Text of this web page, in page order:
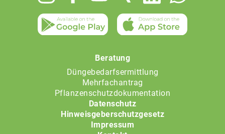
Beratung
Düngebedarfsermittlung
Mehrfachantrag
Pflanzenschutzdokumentation
Datenschutz
Hinweisgeberschutzgesetz
Impressum